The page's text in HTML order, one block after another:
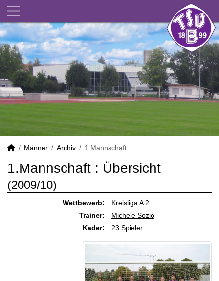
Männer Archiv 1.Mannschaft
1.Mannschaft : Übersicht
(2009/10)
Wettbewerb:
Kreisliga A 2
Trainer:
Michele Sozio
Kader:
23 Spieler